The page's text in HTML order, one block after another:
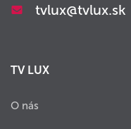
tvlux@tvlux.sk
TV LUX
O nás